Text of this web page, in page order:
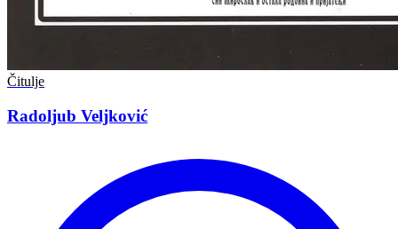
Čitulje
Radoljub Veljković